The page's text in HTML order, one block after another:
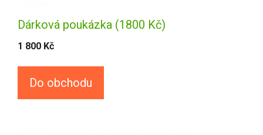
Dárková poukázka (1800 Kč)
1 800 Kč
Do obchodu